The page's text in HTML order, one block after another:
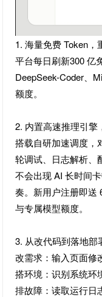
1. 海量免费 Token，
平台每日刷新300 亿
DeepSeek-Coder、
额度。
2. 内置高速推理引擎
搭载自研加速调度，
轮调试、日志解析、
不会出现 AI 长时间
奏。新用户注册即送
与专属模型额度。
3. 从改代码到落地部
改需求：输入页面修
搭环境：识别系统环
排故障：读取运行日